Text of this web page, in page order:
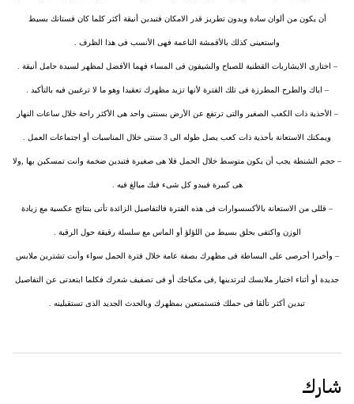
أن يكون من ألوان سادة وبدون تطريز قدر الامكان فتبدين أنيقة أكثر كلما كان فستانك بسيط
واستعينى كذلك بالأقمشة الناعمة فهى الأنسب فى هذا الظرف .
– اختارى الايشاربات القطنية للصباح والشيفون فى المساء فهما الأفضل لمظهر لسيدة حامل أنيقة .
– اياك والطرح المطرزة فى تلك الفترة لأنها تزيد مظهرك تعقيدا وهو ما لا ترغبين فيه بالتأكيد .
– الأحذية ذات الكعب الصغير والتى ترتفع عن الأرض بسنتى واحد هى الأكثر راحة خلال ساعات النهار
ويمكنك الاستعانة بأحذية ذات كعب يصل طوله الى 3 سنتى خلال المناسبات أو اجتماعات العمل .
– حجم الشنطة يجب أن يكون متوسط خلال الحمل فلا هى صغيرة فتبدين ضخمة وانت تمسكين بها ,ولا
هى كبيرة فيبدو كل شىء فيك مبالغ فيه .
– قللى من الاستعانة بالأكسسوارات فى هذه الفترة فالتفاصيل الزائدة تأتى بنتائج عكسية مع زيادة
الوزن واكتفى بحلق بسيط من اللؤلؤ أو الماس مع سلسلة رقيقة حول الرقبة .
– وأخيرا أحرصى على البساطة فى مظهرك بصفة عامة خلال فترة الحمل سواء وأنت تشترين ملابس
جديدة أو أثناء اختيار ملابسك لترتدينها ,فى مكياجك أو فى تصفيف شعرك فكلما ابتعدتى عن التفاصيل
تبدين أكثر تألقا فى حملك فتستمتعين بمظهرك وبالحدث الجديد الذى تستقبلينه .
شارك